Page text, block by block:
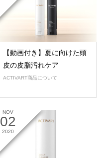
【動画付き】夏に向けた頭
皮の皮脂汚れケア
ACTIVART商品について
NOV
02
2020